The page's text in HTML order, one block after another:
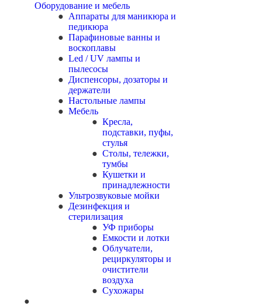
Оборудование и мебель
Аппараты для маникюра и
педикюра
Парафиновые ванны и
воскоплавы
Led / UV лампы и
пылесосы
Диспенсоры, дозаторы и
держатели
Настольные лампы
Мебель
Кресла,
подставки, пуфы,
стулья
Столы, тележки,
тумбы
Кушетки и
принадлежности
Ультрозвуковые мойки
Дезинфекция и
стерилизация
УФ приборы
Емкости и лотки
Облучатели,
рециркуляторы и
очистители
воздуха
Сухожары